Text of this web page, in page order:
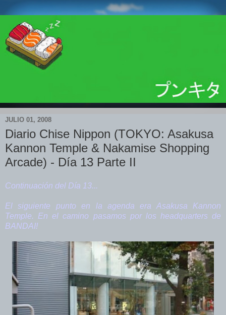
JULIO 01, 2008
Diario Chise Nippon (TOKYO: Asakusa
Kannon Temple & Nakamise Shopping
Arcade) - Día 13 Parte II
Continuación del Día 13...
El siguiente punto en la agenda era Asakusa Kannon
Temple. En el camino pasamos por los headquarters de
BANDAI!